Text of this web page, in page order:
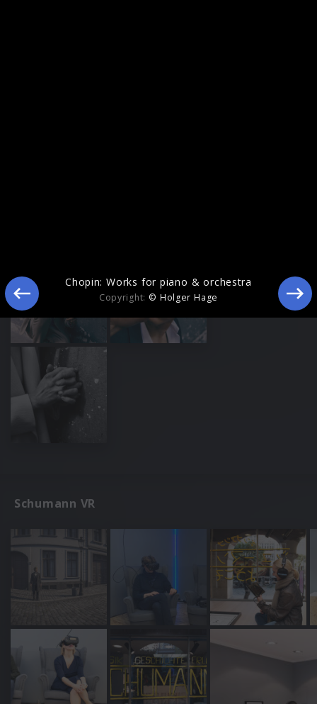
Schumann VR
Chopin: Works for piano & orchestra
Copyright: © Holger Hage